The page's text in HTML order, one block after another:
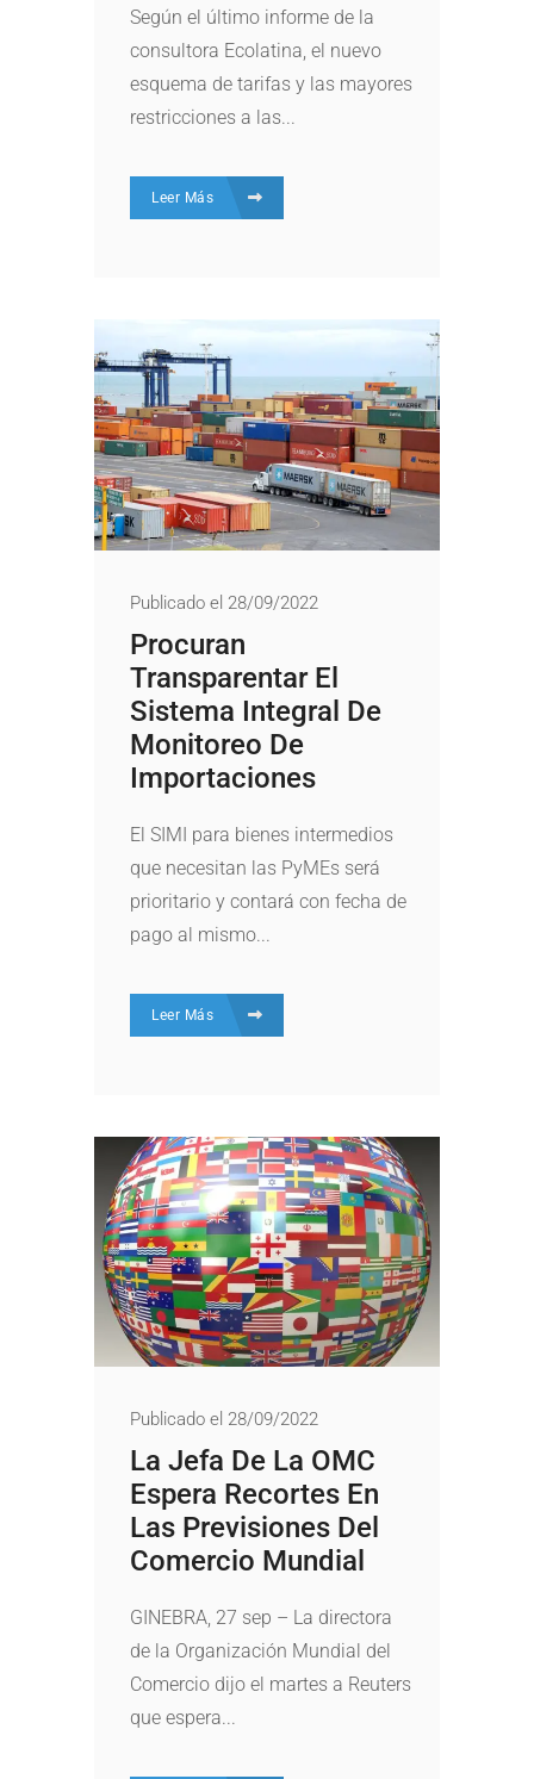
Según el último informe de la
consultora Ecolatina, el nuevo
esquema de tarifas y las mayores
restricciones a las...
Leer Más
Publicado el 28/09/2022
Procuran
Transparentar El
Sistema Integral De
Monitoreo De
Importaciones
El SIMI para bienes intermedios
que necesitan las PyMEs será
prioritario y contará con fecha de
pago al mismo...
Leer Más
Publicado el 28/09/2022
La Jefa De La OMC
Espera Recortes En
Las Previsiones Del
Comercio Mundial
GINEBRA, 27 sep – La directora
de la Organización Mundial del
Comercio dijo el martes a Reuters
que espera...